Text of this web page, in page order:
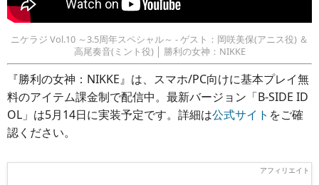
ニケラジ Vol.10 ～3.5周年スペシャル～ - ゲスト：岡咲美保(アニス役) ＆
高尾奏音(ミント役) │ 勝利の女神：NIKKE
『勝利の女神：NIKKE』は、スマホ/PC向けに基本プレイ無
料のアイテム課金制で配信中。最新バージョン「B-SIDE ID
OL」は5月14日に実装予定です。詳細は公式サイト をご確
認ください。